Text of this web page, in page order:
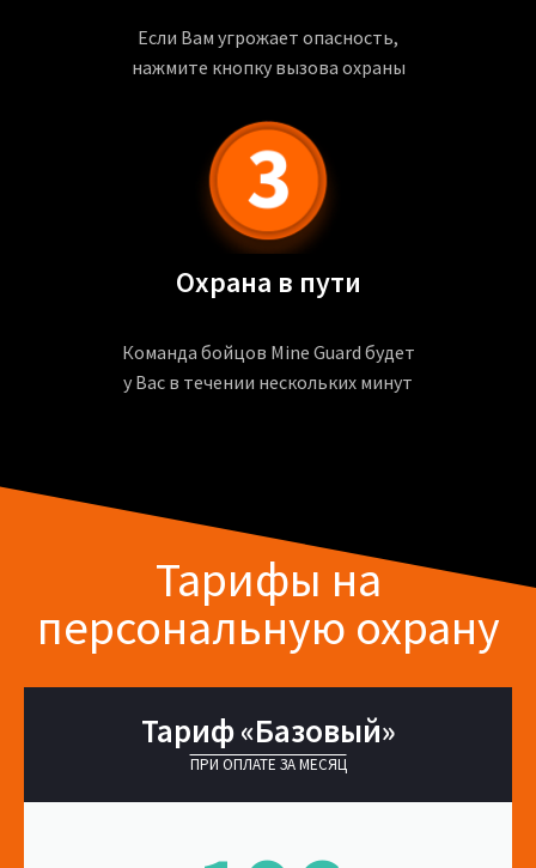
Если Вам угрожает опасность,
нажмите кнопку вызова охраны
Охрана в пути
Команда бойцов Mine Guard будет
у Вас в течении нескольких минут
Тарифы на
персональную охрану
Тариф «Базовый»
ПРИ ОПЛАТЕ ЗА МЕСЯЦ